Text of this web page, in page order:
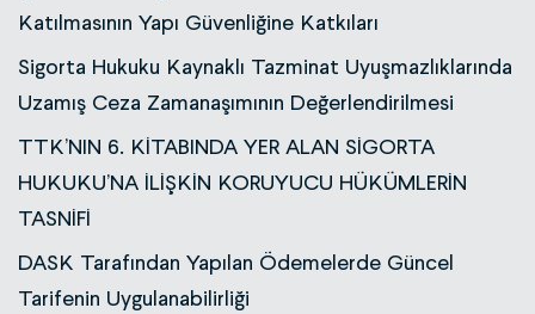
Katılmasının Yapı Güvenliğine Katkıları
Sigorta Hukuku Kaynaklı Tazminat Uyuşmazlıklarında
Uzamış Ceza Zamanaşımının Değerlendirilmesi
TTK’NIN 6. KİTABINDA YER ALAN SİGORTA
HUKUKU’NA İLİŞKİN KORUYUCU HÜKÜMLERİN
TASNİFİ
DASK Tarafından Yapılan Ödemelerde Güncel
Tarifenin Uygulanabilirliği